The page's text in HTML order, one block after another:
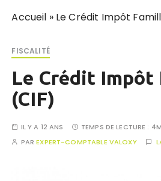
Accueil » Le Crédit Impôt
FISCALITÉ
Le Crédit Impôt
(CIF)
IL Y A 12 ANS TEMPS DE LECTURE :
PAREXPERT-COMPTABLE VALOXY